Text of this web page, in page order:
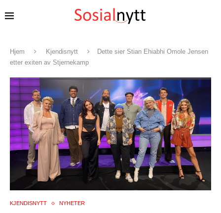
Hjem Kjendisnytt
Dette sier Stian Ehiabhi Omole Jensen
etter exiten av Stjernekamp
KJENDISNYTT NYHETER